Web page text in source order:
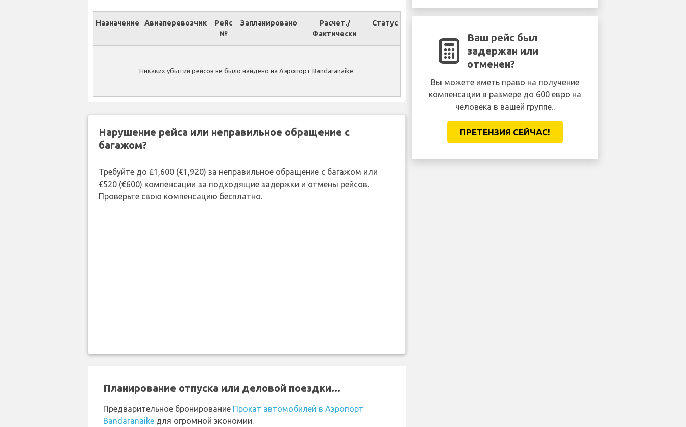
Назначение Авиаперевозчик
Рейс
№
Запланировано
Расчет./
Фактически
Статус
Никаких убытий рейсов не было найдено на Аэропорт Bandaranaike.
Нарушение рейса или неправильное обращение с
багажом?
Требуйте до £1,600 (€1,920) за неправильное обращение с багажом или
£520 (€600) компенсации за подходящие задержки и отмены рейсов.
Проверьте свою компенсацию бесплатно.
Планирование отпуска или деловой поездки...
Предварительное бронирование Прокат автомобилей в Аэропорт
Bandaranaike для огромной экономии.
Ваш рейс был
задержан или
отменен?
Вы можете иметь право на получение
компенсации в размере до 600 евро на
человека в вашей группе..
ПРЕТЕНЗИЯ CЕЙЧАС!